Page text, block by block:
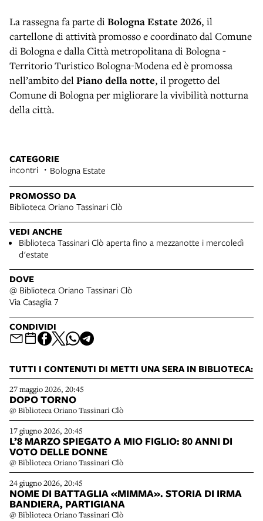
La rassegna fa parte diBologna Estate 2026, il
cartellone di attività promosso e coordinato dal Comune
di Bologna e dalla Città metropolitana di Bologna -
Territorio Turistico Bologna-Modena ed è promossa
nell’ambito delPiano della notte, il progetto del
Comune di Bologna per migliorare la vivibilità notturna
della città.
CATEGORIE
incontri Bologna Estate
PROMOSSO DA
Biblioteca Oriano Tassinari Clò
VEDI ANCHE
Biblioteca Tassinari Clò aperta fino a mezzanotte i mercoledì
d'estate
DOVE
@ Biblioteca Oriano Tassinari Clò
Via Casaglia 7
CONDIVIDI
TUTTI I CONTENUTI DI METTI UNA SERA IN BIBLIOTECA:
27 maggio 2026, 20:45
DOPO TORNO
@ Biblioteca Oriano Tassinari Clò
17 giugno 2026, 20:45
L’8 MARZO SPIEGATO A MIO FIGLIO: 80 ANNI DI
VOTO DELLE DONNE
@ Biblioteca Oriano Tassinari Clò
24 giugno 2026, 20:45
NOME DI BATTAGLIA «MIMMA». STORIA DI IRMA
BANDIERA, PARTIGIANA
@ Biblioteca Oriano Tassinari Clò